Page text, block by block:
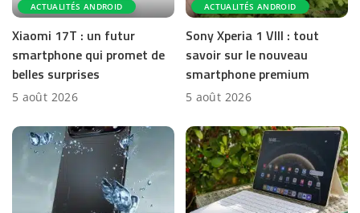
ACTUALITÉS ANDROID
Xiaomi 17T : un futur
smartphone qui promet de
belles surprises
5 août 2026
ACTUALITÉS ANDROID
Sony Xperia 1 VIII : tout
savoir sur le nouveau
smartphone premium
5 août 2026